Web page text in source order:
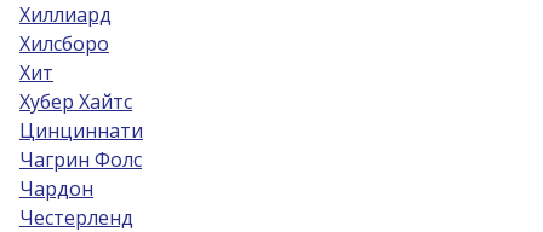
Хиллиард
Хилсборо
Хит
Хубер Хайтс
Цинциннати
Чагрин Фолс
Чардон
Честерленд